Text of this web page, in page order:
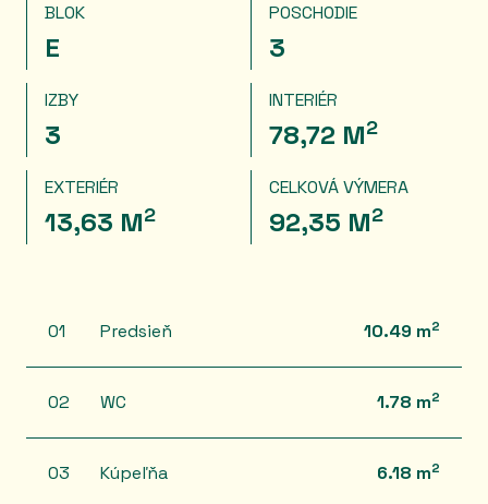
BLOK
E
POSCHODIE
3
IZBY
3
INTERIÉR
78,72 M2
EXTERIÉR
13,63 M2
CELKOVÁ VÝMERA
92,35 M2
01 Predsieň 10.49 m2
02 WC 1.78 m2
03 Kúpeľňa 6.18 m2